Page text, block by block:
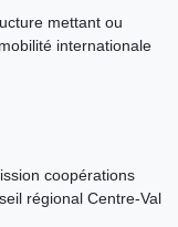
mettant ou
internationale
coopérations
régional Centre-Val